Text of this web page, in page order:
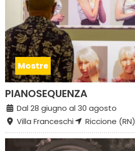
Mostre
PIANOSEQUENZA
Dal 28 giugno al 30 agosto
Villa Franceschi
Riccione (RN)